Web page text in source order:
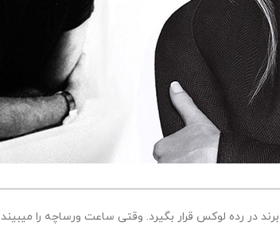
در رده لوکس قرار بگیرد. وقتی ساعت ورساچه را